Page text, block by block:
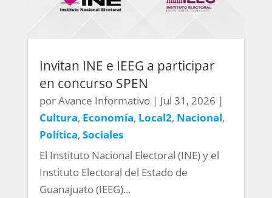
Invitan INE e IEEG a participar
en concurso SPEN
porAvance Informativo| Jul 31, 2026 |
Cultura, Economía, Local2, Nacional,
Política, Sociales
El Instituto Nacional Electoral (INE) y el
Instituto Electoral del Estado de
Guanajuato (IEEG)...